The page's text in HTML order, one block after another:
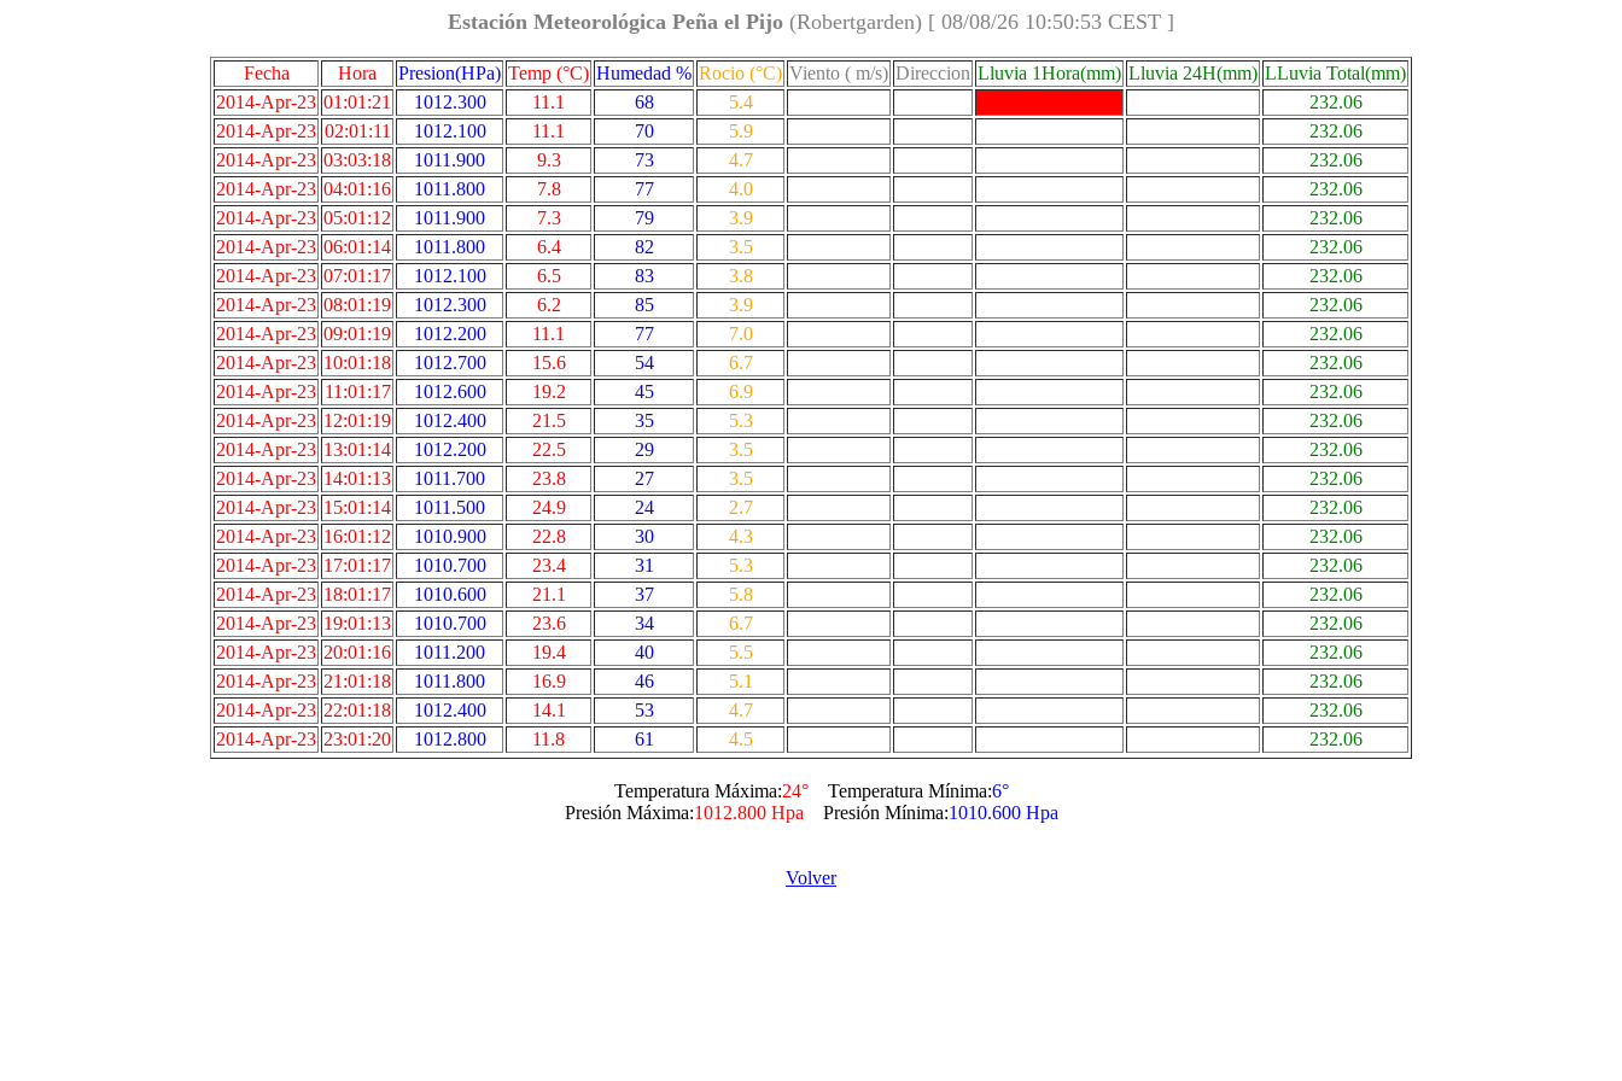
Estación Meteorológica Peña el Pijo (Robertgarden) [ 08/08/26 10:50:53 CEST ]
Fecha Hora Presion(HPa) Temp (°C) Humedad % Rocio (°C) Viento ( m/s) Direccion Lluvia 1Hora(mm) Lluvia 24H(mm) LLuvia Total(mm)
2014-Apr-23 01:01:21 1012.300 11.1 68 5.4
232.06
2014-Apr-23 02:01:11 1012.100 11.1 70 5.9
232.06
2014-Apr-23 03:03:18 1011.900 9.3 73 4.7
232.06
2014-Apr-23 04:01:16 1011.800 7.8 77 4.0
232.06
2014-Apr-23 05:01:12 1011.900 7.3 79 3.9
232.06
2014-Apr-23 06:01:14 1011.800 6.4 82 3.5
232.06
2014-Apr-23 07:01:17 1012.100 6.5 83 3.8
232.06
2014-Apr-23 08:01:19 1012.300 6.2 85 3.9
232.06
2014-Apr-23 09:01:19 1012.200 11.1 77 7.0
232.06
2014-Apr-23 10:01:18 1012.700 15.6 54 6.7
232.06
2014-Apr-23 11:01:17 1012.600 19.2 45 6.9
232.06
2014-Apr-23 12:01:19 1012.400 21.5 35 5.3
232.06
2014-Apr-23 13:01:14 1012.200 22.5 29 3.5
232.06
2014-Apr-23 14:01:13 1011.700 23.8 27 3.5
232.06
2014-Apr-23 15:01:14 1011.500 24.9 24 2.7
232.06
2014-Apr-23 16:01:12 1010.900 22.8 30 4.3
232.06
2014-Apr-23 17:01:17 1010.700 23.4 31 5.3
232.06
2014-Apr-23 18:01:17 1010.600 21.1 37 5.8
232.06
2014-Apr-23 19:01:13 1010.700 23.6 34 6.7
232.06
2014-Apr-23 20:01:16 1011.200 19.4 40 5.5
232.06
2014-Apr-23 21:01:18 1011.800 16.9 46 5.1
232.06
2014-Apr-23 22:01:18 1012.400 14.1 53 4.7
232.06
2014-Apr-23 23:01:20 1012.800 11.8 61 4.5 232.06
Temperatura Máxima:24°Temperatura Mínima:6°
Presión Máxima:1012.800 Hpa Presión Mínima:1010.600 Hpa
Volver